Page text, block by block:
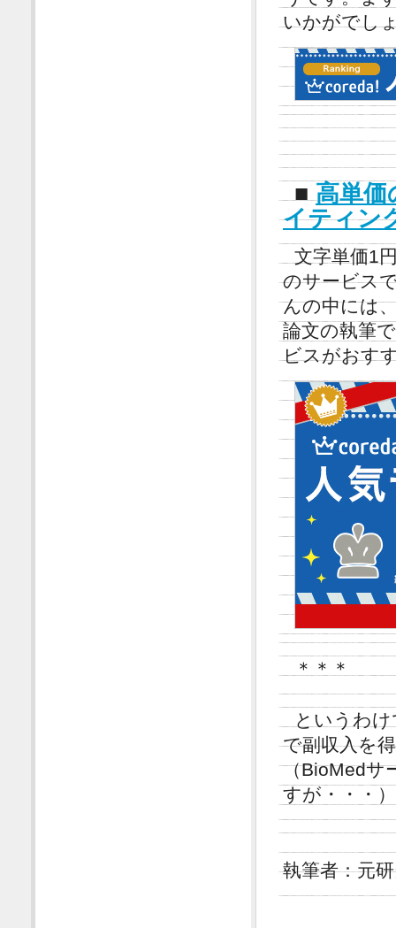
いかがでし
■高単価
イティン
文字単価1
のサービス
んの中には
論文の執筆
ビスがおす
＊＊＊
というわ
で副収入を
（BioMedサ
すが・・・
執筆者：元